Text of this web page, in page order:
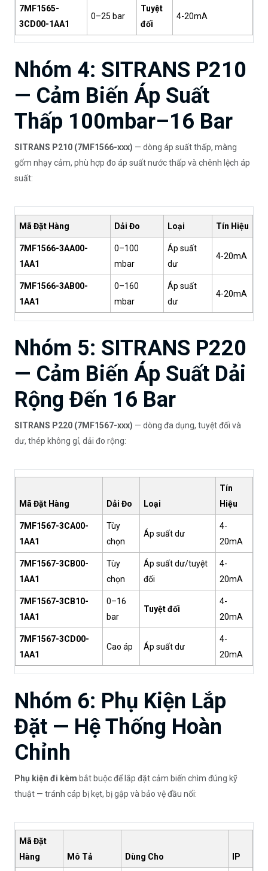
7MF1565-
3CD00-1AA1
0–25 bar
Tuyệt
đối
4-20mA
Nhóm 4: SITRANS P210
— Cảm Biến Áp Suất
Thấp 100mbar–16 Bar
SITRANS P210 (7MF1566-xxx) — dòng áp suất thấp, màng
gốm nhạy cảm, phù hợp đo áp suất nước thấp và chênh lệch áp
suất:
Mã Đặt Hàng Dải Đo Loại Tín Hiệu
7MF1566-3AA00-
1AA1
0–100
mbar
Áp suất
dư
4-20mA
7MF1566-3AB00-
1AA1
0–160
mbar
Áp suất
dư
4-20mA
Nhóm 5: SITRANS P220
— Cảm Biến Áp Suất Dải
Rộng Đến 16 Bar
SITRANS P220 (7MF1567-xxx) — dòng đa dụng, tuyệt đối và
dư, thép không gỉ, dải đo rộng:
Mã Đặt Hàng Dải Đo Loại
Tín
Hiệu
7MF1567-3CA00-
1AA1
Tùy
chọn
Áp suất dư
4-
20mA
7MF1567-3CB00-
1AA1
Tùy
chọn
Áp suất dư/tuyệt
đối
4-
20mA
7MF1567-3CB10-
1AA1
0–16
bar
Tuyệt đối
4-
20mA
7MF1567-3CD00-
1AA1
Cao áp Áp suất dư
4-
20mA
Nhóm 6: Phụ Kiện Lắp
Đặt — Hệ Thống Hoàn
Chỉnh
Phụ kiện đi kèm bắt buộc để lắp đặt cảm biến chìm đúng kỹ
thuật — tránh cáp bị kẹt, bị gập và bảo vệ đầu nối:
Mã Đặt
Hàng
Mô Tả Dùng Cho IP